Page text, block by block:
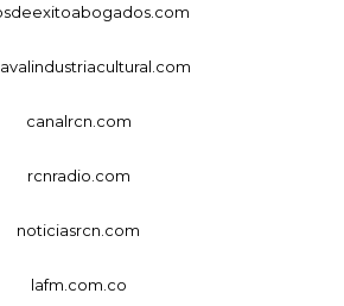
canalrcn.com
rcnradio.com
noticiasrcn.com
lafm.com.co